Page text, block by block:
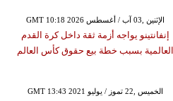
GMT 10:18 2026 الإثنين ,03 آب / أغسطس
إنفانتينو يواجه أزمة ثقة داخل كرة القدم
العالمية بسبب خطة بيع حقوق كأس العالم
GMT 13:43 2021 الخميس ,22 تموز / يوليو